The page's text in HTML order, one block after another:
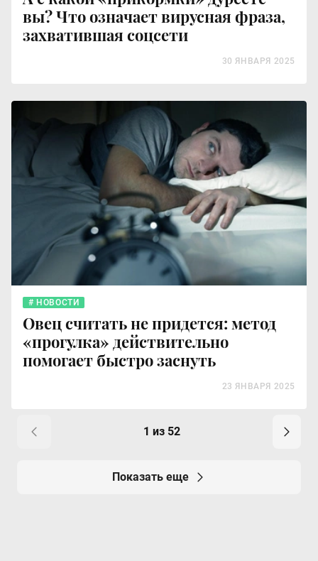
вы? Что означает вирусная фраза,
захватившая соцсети
30 ЯНВАРЯ 2025
НОВОСТИ
Овец считать не придется: метод
«прогулка» действительно
помогает быстро заснуть
23 ЯНВАРЯ 2025
1 из 52
Показать еще